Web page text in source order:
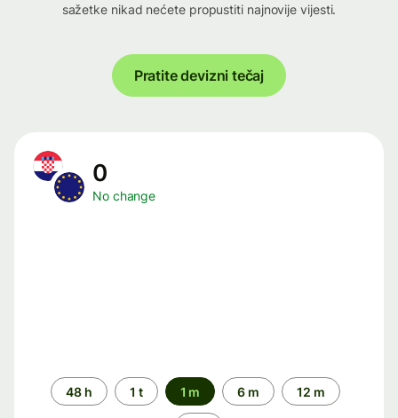
sažetke nikad nećete propustiti najnovije vijesti.
Pratite devizni tečaj
0
No change
Time
period
48 h 1 t 1 m 6 m 12 m